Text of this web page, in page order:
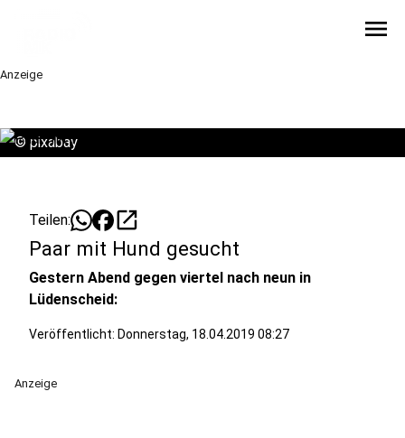
menu
Anzeige
© pixabay
Teilen: open_in_new
Paar mit Hund gesucht
Gestern Abend gegen viertel nach neun in
Lüdenscheid:
Veröffentlicht: Donnerstag, 18.04.2019 08:27
Anzeige